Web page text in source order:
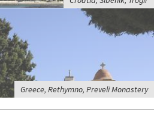
Greece, Rethymno, Preveli Monastery